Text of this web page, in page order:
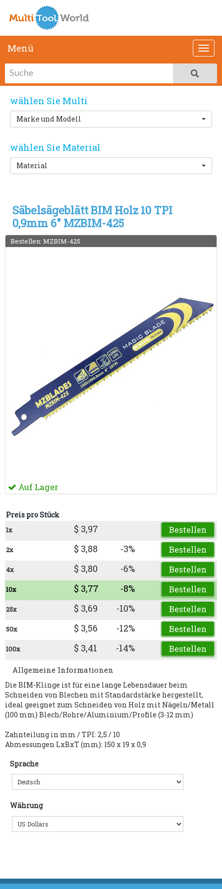
Menü
wählen Sie Multi
Marke und Modell
wählen Sie Material
Material
Säbelsägeblätt BIM Holz 10 TPI
0,9mm 6" MZBIM-425
Bestellen: MZBIM-425
Auf Lager
Preis pro Stück
1x $ 3,97 Bestellen
2x $ 3,88 -3% Bestellen
4x $ 3,80 -6% Bestellen
10x $ 3,77 -8% Bestellen
25x $ 3,69 -10% Bestellen
50x $ 3,56 -12% Bestellen
100x $ 3,41 -14% Bestellen
Allgemeine Informationen
Die BIM-Klinge ist für eine lange Lebensdauer beim
Schneiden von Blechen mit Standardstärke hergestellt,
ideal geeignet zum Schneiden von Holz mit Nägeln/Metall
(100 mm) Blech/Rohre/Aluminium/Profile (3-12 mm)
Zahnteilung in mm / TPI: 2,5 / 10
Abmessungen LxBxT (mm): 150 x 19 x 0,9
Sprache
Währung